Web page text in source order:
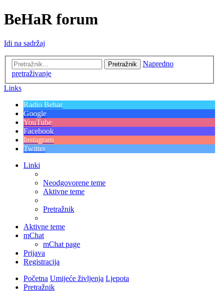
BeHaR forum
Idi na sadržaj
Pretražnik
Napredno
pretraživanje
Links
Radio Behar
Google
YouTube
Facebook
Instagram
Twitter
Linki
Neodgovorene teme
Aktivne teme
Pretražnik
Aktivne teme
mChat
mChat page
Prijava
Registracija
Početna Umijeće življenja Ljepota
Pretražnik